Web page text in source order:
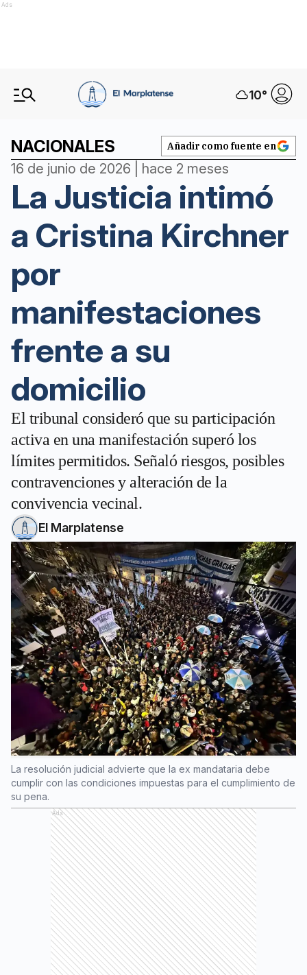
Ads
10°
NACIONALES Añadir como fuente en
16 de junio de 2026 | hace 2 meses
La Justicia intimó
a Cristina Kirchner
por
manifestaciones
frente a su
domicilio
El tribunal consideró que su participación
activa en una manifestación superó los
límites permitidos. Señaló riesgos, posibles
contravenciones y alteración de la
convivencia vecinal.
El Marplatense
La resolución judicial advierte que la ex mandataria debe
cumplir con las condiciones impuestas para el cumplimiento de
su pena.
Ads